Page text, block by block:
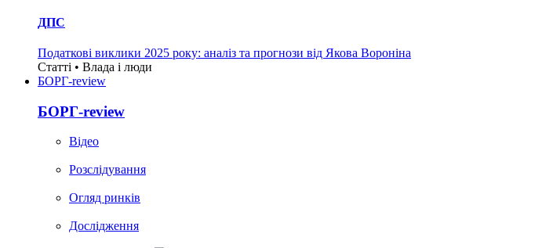
ДПС
Податкові виклики 2025 року: аналіз та прогнози від Якова Вороніна
Статті • Влада i люди
БОРГ-review
БОРГ-review
Вiдео
Розслідування
Огляд ринків
Дослідження